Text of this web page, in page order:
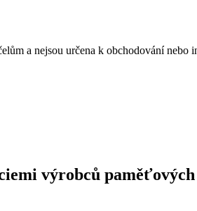
a nejsou určena k obchodování nebo
výrobců